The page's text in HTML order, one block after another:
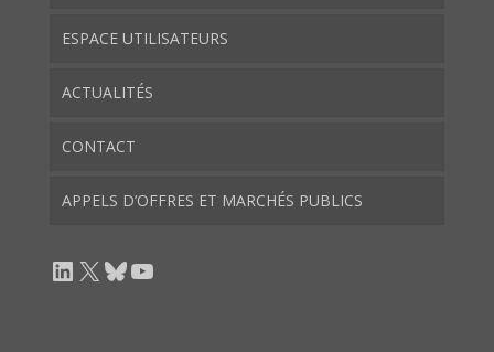
ESPACE UTILISATEURS
ACTUALITÉS
CONTACT
APPELS D’OFFRES ET MARCHÉS PUBLICS
LinkedIn
X Bluesky
YouTube